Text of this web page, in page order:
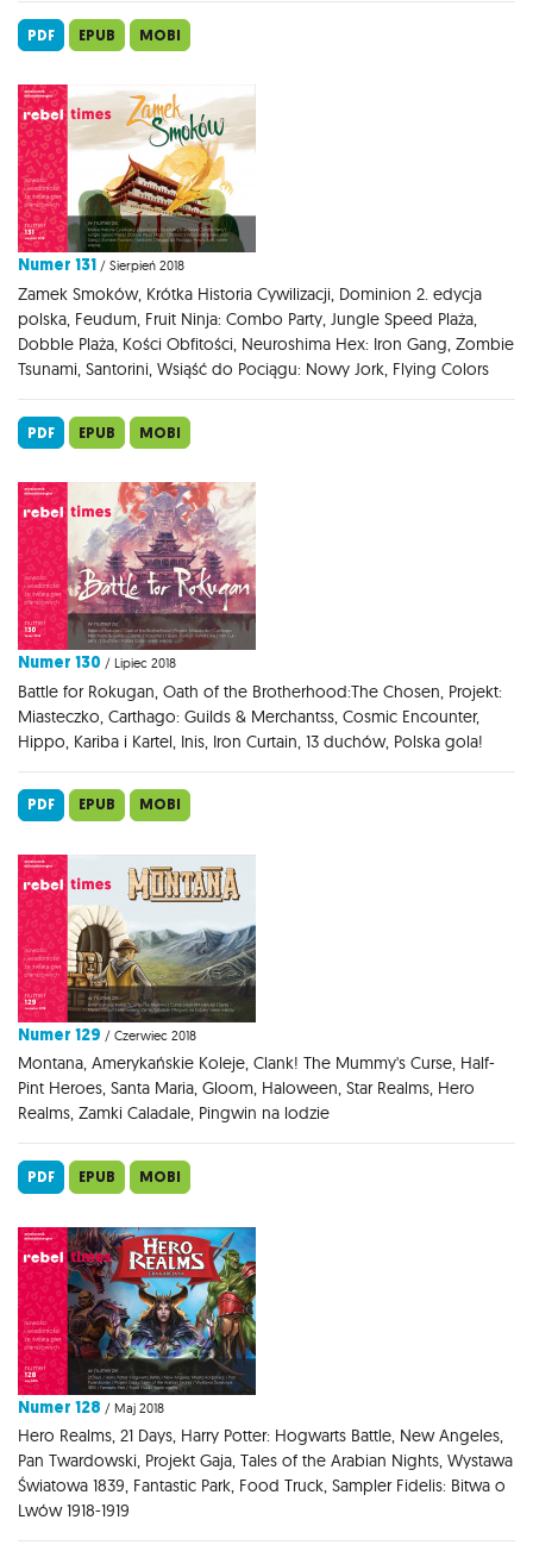
PDF EPUB MOBI
Numer 131 / Sierpień 2018
Zamek Smoków, Krótka Historia Cywilizacji, Dominion 2. edycja
polska, Feudum, Fruit Ninja: Combo Party, Jungle Speed Plaża,
Dobble Plaża, Kości Obfitości, Neuroshima Hex: Iron Gang, Zombie
Tsunami, Santorini, Wsiąść do Pociągu: Nowy Jork, Flying Colors
PDF EPUB MOBI
Numer 130 / Lipiec 2018
Battle for Rokugan, Oath of the Brotherhood:The Chosen, Projekt:
Miasteczko, Carthago: Guilds & Merchantss, Cosmic Encounter,
Hippo, Kariba i Kartel, Inis, Iron Curtain, 13 duchów, Polska gola!
PDF EPUB MOBI
Numer 129 / Czerwiec 2018
Montana, Amerykańskie Koleje, Clank! The Mummy's Curse, Half-
Pint Heroes, Santa Maria, Gloom, Haloween, Star Realms, Hero
Realms, Zamki Caladale, Pingwin na lodzie
PDF EPUB MOBI
Numer 128 / Maj 2018
Hero Realms, 21 Days, Harry Potter: Hogwarts Battle, New Angeles,
Pan Twardowski, Projekt Gaja, Tales of the Arabian Nights, Wystawa
Światowa 1839, Fantastic Park, Food Truck, Sampler Fidelis: Bitwa o
Lwów 1918-1919